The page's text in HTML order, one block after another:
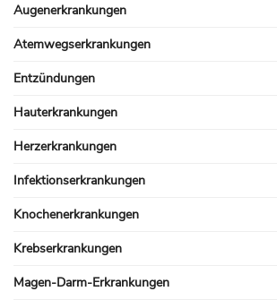
Augenerkrankungen
Atemwegserkrankungen
Entzündungen
Hauterkrankungen
Herzerkrankungen
Infektionserkrankungen
Knochenerkrankungen
Krebserkrankungen
Magen-Darm-Erkrankungen